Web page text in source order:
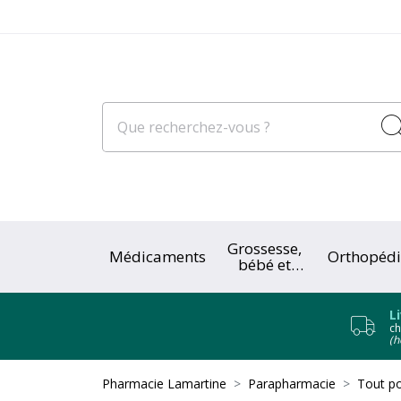
Médicaments Grossesse,
bébé et
Pharmacie Lamartine Parapharmacie Tout